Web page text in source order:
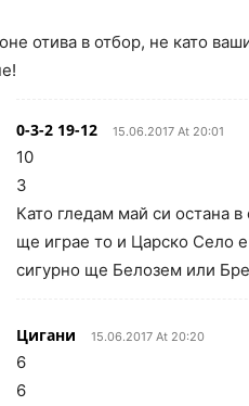
отива в отбор, не като
0-3-2 19-12 15.06.2017 At 20:01
10
3
Като гледам май си остана
ще играе то и Царско Село
сигурно ще Белозем или
Цигани 15.06.2017 At 20:20
6
6